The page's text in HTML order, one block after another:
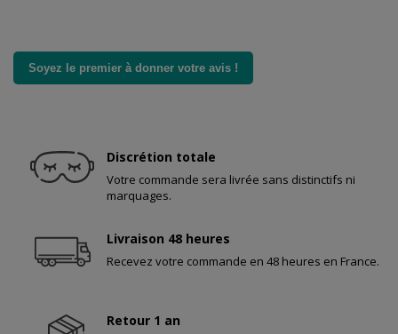
Soyez le premier à donner votre avis !
Discrétion totale
Votre commande sera livrée sans distinctifs ni
marquages.
Livraison 48 heures
Recevez votre commande en 48 heures en France.
Retour 1 an